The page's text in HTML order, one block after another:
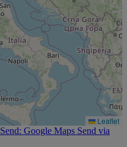
Leaflet
Send: Google Maps Send via